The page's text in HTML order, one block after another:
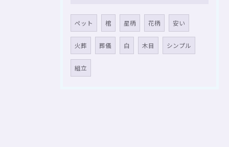
ペット 棺 星柄 花柄 安い
火葬 葬儀 白 木目 シンプル
組立